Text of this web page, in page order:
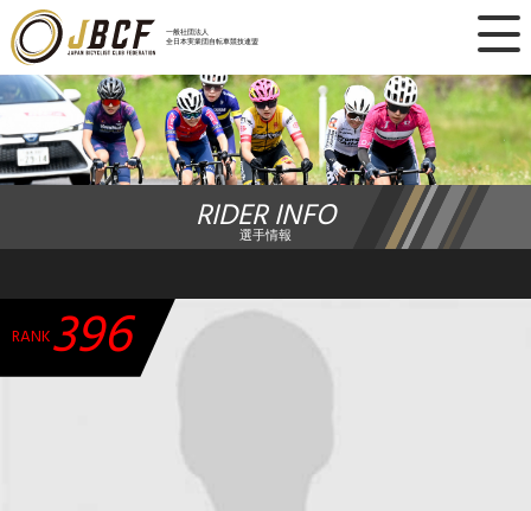
一般社団法人
全日本実業団自転車競技連盟
×
ニュース
レース日程
ランキング
チーム・選手
加盟・登録
RIDER INFO
選手情報
RANK396